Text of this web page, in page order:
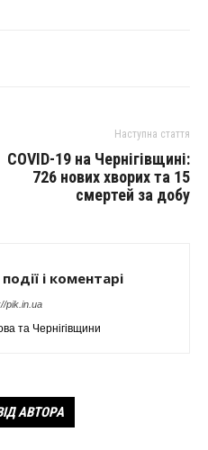
Наступна стаття
COVID-19 на Чернігівщині:
726 нових хворих та 15
смертей за добу
і коментарі
pik.in.ua
та Чернігівщини
АВТОРА